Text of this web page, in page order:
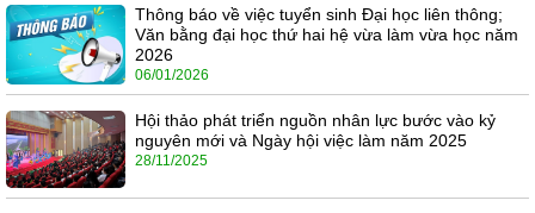
Thông báo về việc tuyển sinh Đại học liên thông;
Văn bằng đại học thứ hai hệ vừa làm vừa học năm
2026
06/01/2026
Hội thảo phát triển nguồn nhân lực bước vào kỷ
nguyên mới và Ngày hội việc làm năm 2025
28/11/2025